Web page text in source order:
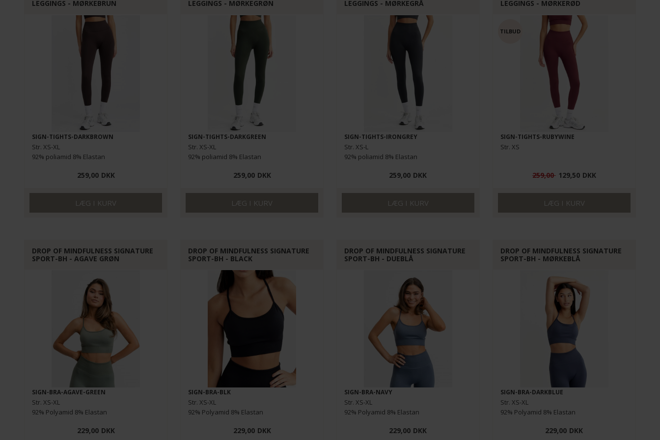
LEGGINGS - MØRKEBRUN
SIGN-TIGHTS-DARKBROWN
Str. XS-XL
92% poliamid 8% Elastan
259,00 DKK
LEGGINGS - MØRKEGRØN
SIGN-TIGHTS-DARKGREEN
Str. XS-XL
92% poliamid 8% Elastan
259,00 DKK
LEGGINGS - MØRKEGRÅ
SIGN-TIGHTS-IRONGREY
Str. XS-L
92% poliamid 8% Elastan
259,00 DKK
LEGGINGS - MØRKERØD
SIGN-TIGHTS-RUBYWINE
Str. XS
259,00 129,50 DKK
DROP OF MINDFULNESS SIGNATURE
SPORT-BH - AGAVE GRØN
SIGN-BRA-AGAVE-GREEN
Str. XS-XL
92% Polyamid 8% Elastan
229,00 DKK
DROP OF MINDFULNESS SIGNATURE
SPORT-BH - BLACK
SIGN-BRA-BLK
Str. XS-XL
92% Polyamid 8% Elastan
229,00 DKK
DROP OF MINDFULNESS SIGNATURE
SPORT-BH - DUEBLÅ
SIGN-BRA-NAVY
Str. XS-XL
92% Polyamid 8% Elastan
229,00 DKK
DROP OF MINDFULNESS SIGNATURE
SPORT-BH - MØRKEBLÅ
SIGN-BRA-DARKBLUE
Str. XS-XL
92% Polyamid 8% Elastan
229,00 DKK